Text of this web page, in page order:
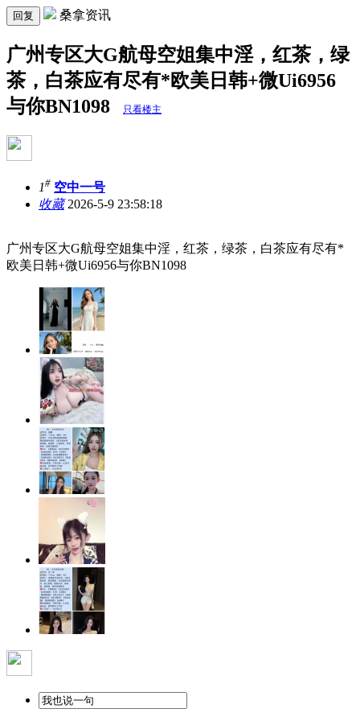
回复 桑拿资讯
广州专区大G航母空姐集中淫，红茶，绿
茶，白茶应有尽有*欧美日韩+微Ui6956
与你BN1098
只看楼主
1# 空中一号
收藏2026-5-9 23:58:18
广州专区大G航母空姐集中淫，红茶，绿茶，白茶应有尽有*
欧美日韩+微Ui6956与你BN1098